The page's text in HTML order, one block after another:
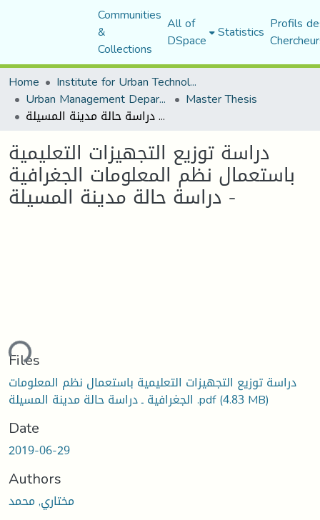
Communities
&
Collections
All of
DSpace Statistics Profils
Home
Institute for Urban Technology Management
Urban Management Department Master Thesis
دراسة توزيع التجهيزات التعليمية باستعمال نظم المعلومات الجغرافية - دراسة حالة مدينة المسيلة
دراسة توزيع التجهيزات التعليمية
باستعمال نظم المعلومات الجغرافية
- دراسة حالة مدينة المسيلة
Files
دراسة توزيع التجهيزات التعليمية باستعمال نظم المعلومات
الجغرافية ـ دراسة حالة مدينة المسيلة .pdf(4.83 MB)
Date
2019-06-29
Authors
مختاري, محمد